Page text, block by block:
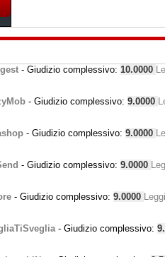
- Giudizio complessivo: 10.0000
- Giudizio complessivo: 9.0000
- Giudizio complessivo: 9.0000
- Giudizio complessivo: 9.0000
- Giudizio complessivo: 9.0000
- Giudizio complessivo: